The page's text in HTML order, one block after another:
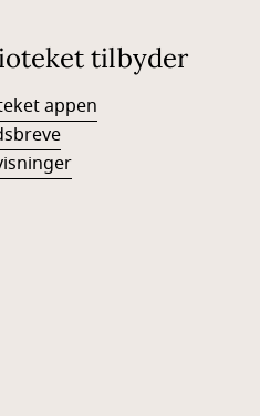
tilbyder
appen